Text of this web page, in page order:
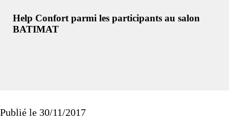
Help Confort parmi les participants au salon
BATIMAT
Publié le 30/11/2017